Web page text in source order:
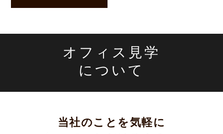
オフィス見学
について
当社のことを気軽に